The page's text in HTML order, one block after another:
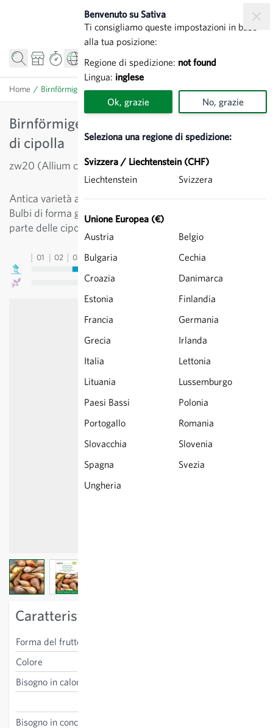
Benvenuto su Sativa
Ti consigliamo queste impostazioni in base
alla tua posizione:
Regione di spedizione: not found
Lingua: inglese
Ok, grazie No, grazie
Seleziona una regione di spedizione:
Svizzera / Liechtenstein (CHF)
Liechtenstein
Svizzera
Unione Europea (€)
Austria
Belgio
Bulgaria
Cechia
Croazia
Danimarca
Estonia
Finlandia
Francia
Germania
Grecia
Irlanda
Italia
Lettonia
Lituania
Lussemburgo
Paesi Bassi
Polonia
Portogallo
Romania
Slovacchia
Slovenia
Spagna
Svezia
Ungheria
Home / Birnförmige (a forma di pera) - Sementi di cipolla
Birnförmige (a forma di pera) - Sementi
di cipolla
zw20 (Allium cepa)
Antica varietà a tunica gialla, originaria della Franconia.
Bulbi di forma globulare, risulta più dolce della maggior
parte delle cipolle da conservazione.
01 02 03 04 05 09 10
View larger imageView larger image
Caratteristiche specifiche della varietà
Forma del frutto
Colore
Bisogno in calore
Bisogno in concime